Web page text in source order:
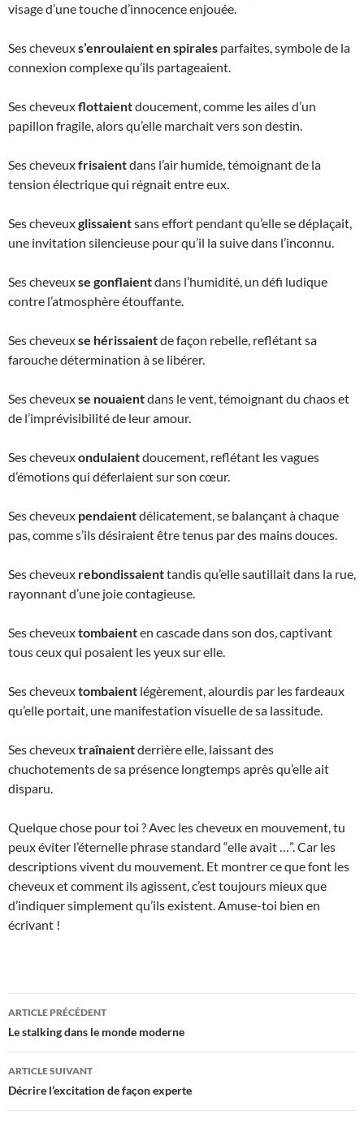
visage d’une touche d’innocence enjouée.
Ses cheveuxs’enroulaient en spirales parfaites, symbole de la
connexion complexe qu’ils partageaient.
Ses cheveuxflottaientdoucement, comme les ailes d’un
papillon fragile, alors qu’elle marchait vers son destin.
Ses cheveuxfrisaientdans l’air humide, témoignant de la
tension électrique qui régnait entre eux.
Ses cheveuxglissaientsans effort pendant qu’elle se déplaçait,
une invitation silencieuse pour qu’il la suive dans l’inconnu.
Ses cheveuxse gonflaientdans l’humidité, un défi ludique
contre l’atmosphère étouffante.
Ses cheveuxse hérissaientde façon rebelle, reflétant sa
farouche détermination à se libérer.
Ses cheveuxse nouaientdans le vent, témoignant du chaos et
de l’imprévisibilité de leur amour.
Ses cheveuxondulaientdoucement, reflétant les vagues
d’émotions qui déferlaient sur son cœur.
Ses cheveux pendaientdélicatement, se balançant à chaque
pas, comme s’ils désiraient être tenus par des mains douces.
Ses cheveux rebondissaienttandis qu’elle sautillait dans la rue,
rayonnant d’une joie contagieuse.
Ses cheveuxtombaienten cascade dans son dos, captivant
tous ceux qui posaient les yeux sur elle.
Ses cheveuxtombaient légèrement, alourdis par les fardeaux
qu’elle portait, une manifestation visuelle de sa lassitude.
Ses cheveuxtraînaientderrière elle, laissant des
chuchotements de sa présence longtemps après qu’elle ait
disparu.
Quelque chose pour toi ? Avec les cheveux en mouvement, tu
peux éviter l’éternelle phrase standard “elle avait …”. Car les
descriptions vivent du mouvement. Et montrer ce que font les
cheveux et comment ils agissent, c’est toujours mieux que
d’indiquer simplement qu’ils existent. Amuse-toi bien en
écrivant !
Navigation
des
articles
ARTICLE PRÉCÉDENT
Le stalking dans le monde moderne
ARTICLE SUIVANT
Décrire l’excitation de façon experte